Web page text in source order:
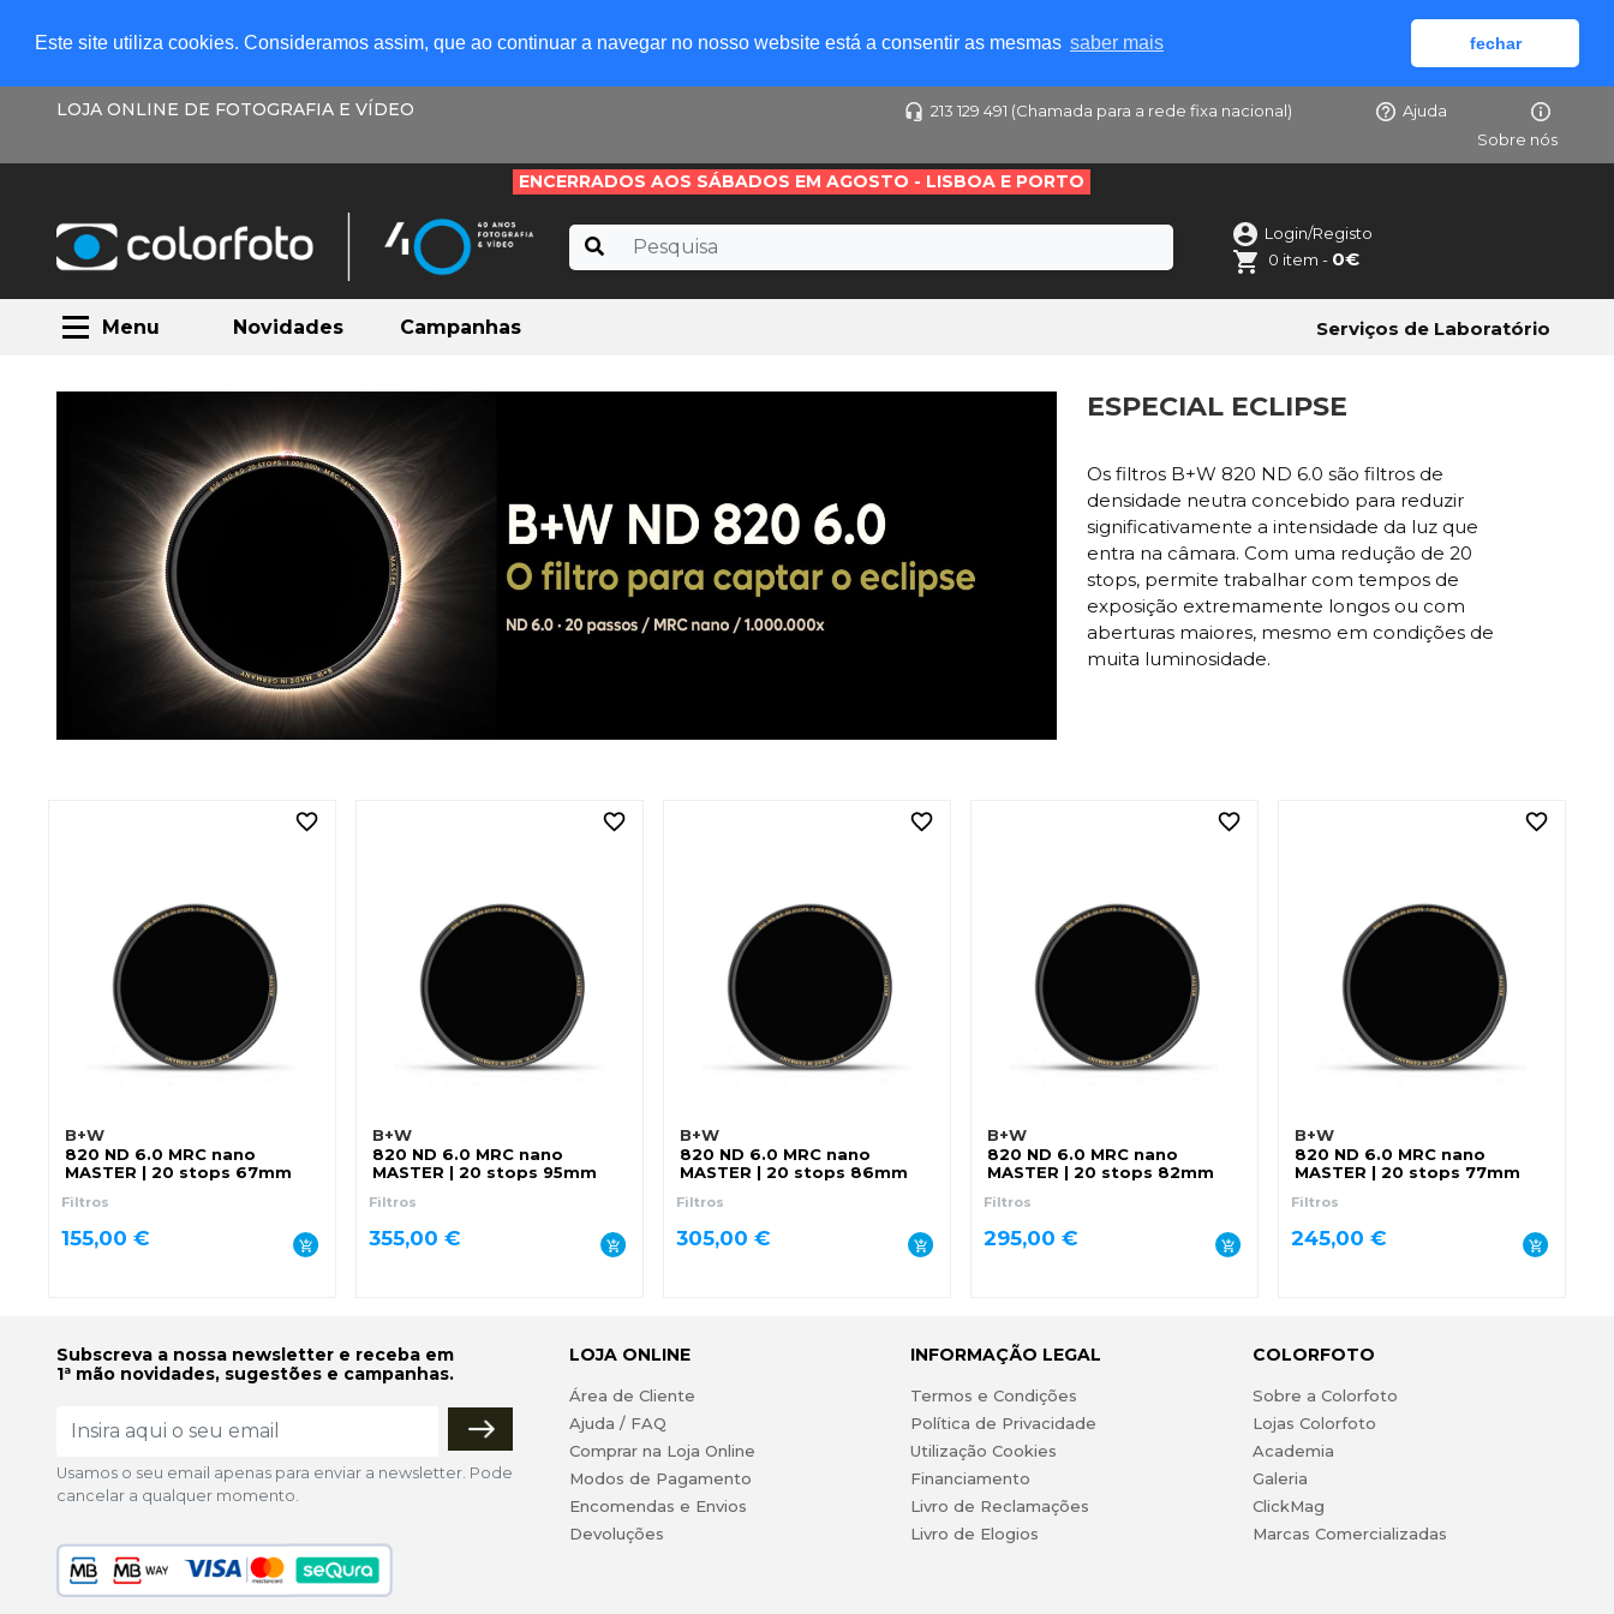
Este site utiliza cookies. Consideramos assim, que ao continuar a navegar no nosso website está a consentir as mesmas saber mais fechar
LOJA ONLINE DE FOTOGRAFIA E VÍDEO 213 129 491 (Chamada para a rede fixa nacional)
Ajuda
Sobre nós
ENCERRADOS AOS SÁBADOS EM AGOSTO - LISBOA E PORTO
Login/Registo
0 item - 0€
Menu Novidades Campanhas Serviços de Laboratório
ESPECIAL ECLIPSE
Os filtros B+W 820 ND 6.0 são filtros de
densidade neutra concebido para reduzir
significativamente a intensidade da luz que
entra na câmara. Com uma redução de 20
stops, permite trabalhar com tempos de
exposição extremamente longos ou com
aberturas maiores, mesmo em condições de
muita luminosidade.
B+W
820 ND 6.0 MRC nano
MASTER | 20 stops 67mm
Filtros
155,00 €
B+W
820 ND 6.0 MRC nano
MASTER | 20 stops 95mm
Filtros
355,00 €
B+W
820 ND 6.0 MRC nano
MASTER | 20 stops 86mm
Filtros
305,00 €
B+W
820 ND 6.0 MRC nano
MASTER | 20 stops 82mm
Filtros
295,00 €
B+W
820 ND 6.0 MRC nano
MASTER | 20 stops 77mm
Filtros
245,00 €
Subscreva a nossa newsletter e receba em
1ª mão novidades, sugestões e campanhas.
Usamos o seu email apenas para enviar a newsletter. Pode
cancelar a qualquer momento.
LOJA ONLINE
Área de Cliente
Ajuda / FAQ
Comprar na Loja Online
Modos de Pagamento
Encomendas e Envios
Devoluções
INFORMAÇÃO LEGAL
Termos e Condições
Política de Privacidade
Utilização Cookies
Financiamento
Livro de Reclamações
Livro de Elogios
COLORFOTO
Sobre a Colorfoto
Lojas Colorfoto
Academia
Galeria
ClickMag
Marcas Comercializadas